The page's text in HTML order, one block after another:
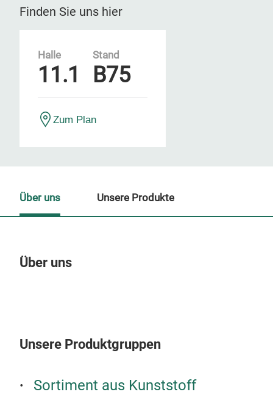
Finden Sie uns hier
Halle
11.1
Stand
B75
Zum Plan
Über uns
Unsere Produktgruppen
Sortiment aus Kunststoff
Über uns Unsere Produkte